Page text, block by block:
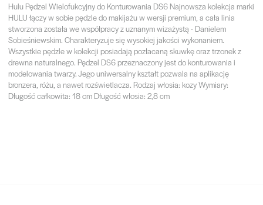
Hulu Pędzel Wielofukcyjny do Konturowania DS6 Najnowsza kolekcja marki
HULU łączy w sobie pędzle do makijażu w wersji premium, a cała linia
stworzona została we współpracy z uznanym wizażystą - Danielem
Sobieśniewskim. Charakteryzuje się wysokiej jakości wykonaniem.
Wszystkie pędzle w kolekcji posiadają pozłacaną skuwkę oraz trzonek z
drewna naturalnego. Pędzel DS6 przeznaczony jest do konturowania i
modelowania twarzy. Jego uniwersalny kształt pozwala na aplikację
bronzera, różu, a nawet rozświetlacza. Rodzaj włosia: kozy Wymiary:
Długość całkowita: 18 cm Długość włosia: 2,8 cm